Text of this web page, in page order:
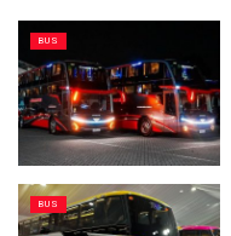
BUS
BUS